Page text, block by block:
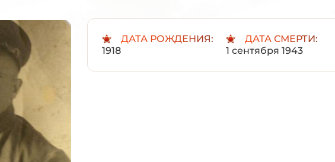
ДАТА РОЖДЕНИЯ:
1918
ДАТА СМЕРТИ:
1 сентября 1943